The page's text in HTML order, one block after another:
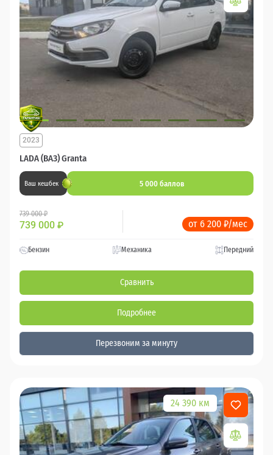
LADA (ВАЗ) Granta
2023
Ваш кешбек 5 000 баллов
739 000 ₽
739 000 ₽ от 6 200 ₽/мес
Бензин Механика Передний
Сравнить
Подробнее
Перезвоним за минуту
24 390 км